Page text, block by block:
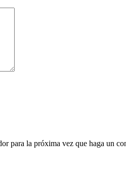
para la próxima vez que haga un